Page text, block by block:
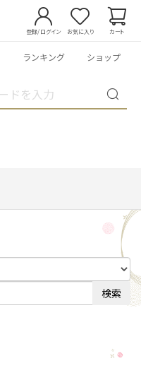
登録/ログイン お気に入り カート
ランキング ショップ
検索